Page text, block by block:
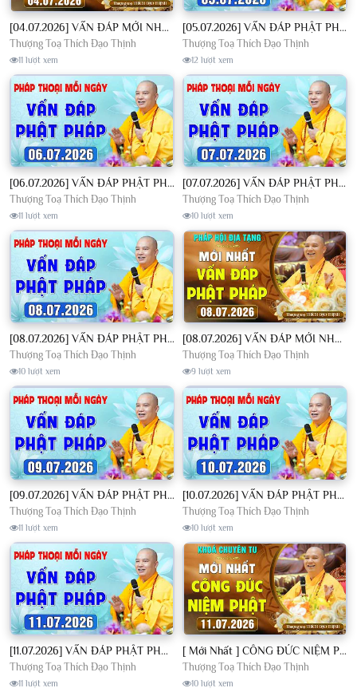
[04.07.2026] VẤN ĐÁP MỚI NHẤT - Pháp Hội Địa Tạng Chùa Khai Nguyên | TT. Thích Đạo Thịnh
Thượng Toạ Thích Đạo Thịnh
11 lượt xem
[05.07.2026] VẤN ĐÁP PHẬT PHÁP - Nghe Thầy giảng Pháp mỗi ngày CÔNG ĐỨC VÔ LƯỢNG│TT. Thích Đạo Thịnh
Thượng Toạ Thích Đạo Thịnh
12 lượt xem
[06.07.2026] VẤN ĐÁP PHẬT PHÁP - Nghe Thầy giảng Pháp mỗi ngày CÔNG ĐỨC VÔ LƯỢNG│TT. Thích Đạo Thịnh
Thượng Toạ Thích Đạo Thịnh
11 lượt xem
[07.07.2026] VẤN ĐÁP PHẬT PHÁP - Nghe Thầy giảng Pháp mỗi ngày CÔNG ĐỨC VÔ LƯỢNG│TT. Thích Đạo Thịnh
Thượng Toạ Thích Đạo Thịnh
10 lượt xem
[08.07.2026] VẤN ĐÁP PHẬT PHÁP - Nghe Thầy giảng Pháp mỗi ngày CÔNG ĐỨC VÔ LƯỢNG│TT. Thích Đạo Thịnh
Thượng Toạ Thích Đạo Thịnh
10 lượt xem
[08.07.2026] VẤN ĐÁP MỚI NHẤT - Pháp Hội Địa Tạng Chùa Khai Nguyên | TT. Thích Đạo Thịnh
Thượng Toạ Thích Đạo Thịnh
9 lượt xem
[09.07.2026] VẤN ĐÁP PHẬT PHÁP - Nghe Thầy giảng Pháp mỗi ngày CÔNG ĐỨC VÔ LƯỢNG│TT. Thích Đạo Thịnh
Thượng Toạ Thích Đạo Thịnh
11 lượt xem
[10.07.2026] VẤN ĐÁP PHẬT PHÁP - Nghe Thầy giảng Pháp mỗi ngày CÔNG ĐỨC VÔ LƯỢNG│TT. Thích Đạo Thịnh
Thượng Toạ Thích Đạo Thịnh
10 lượt xem
[11.07.2026] VẤN ĐÁP PHẬT PHÁP - Nghe Thầy giảng Pháp mỗi ngày CÔNG ĐỨC VÔ LƯỢNG│TT. Thích Đạo Thịnh
Thượng Toạ Thích Đạo Thịnh
11 lượt xem
[ Mới Nhất ] CÔNG ĐỨC NIỆM PHẬT - Khoá Chuyên Tu Chùa Khai Nguyên 11/07/2026 | TT. Thích Đạo Thịnh
Thượng Toạ Thích Đạo Thịnh
10 lượt xem